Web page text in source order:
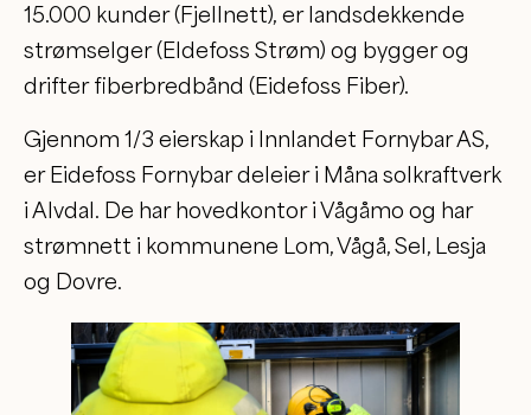
15.000 kunder (Fjellnett), er landsdekkende
strømselger (EIdefoss Strøm) og bygger og
drifter fiberbredbånd (Eidefoss Fiber).
Gjennom 1/3 eierskap i Innlandet Fornybar AS,
er Eidefoss Fornybar deleier i Måna solkraftverk
i Alvdal. De har hovedkontor i Vågåmo og har
strømnett i kommunene Lom, Vågå, Sel, Lesja
og Dovre.